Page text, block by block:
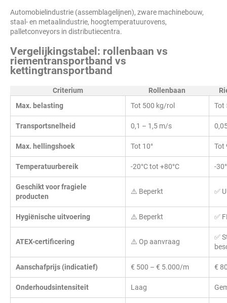
Automobielindustrie (assemblagelijnen), zware machinebouw,
staal- en metaalindustrie, hoogtemperatuurovens,
palletconveyors in distributiecentra.
Vergelijkingstabel: rollenbaan vs
riementransportband vs
kettingtransportband
Criterium Rollenbaan
Max. belasting
Tot 500 kg/rol Tot
Transportsnelheid 0,1 – 1,5 m/s
Max. hellingshoek Tot 10° Tot
Temperatuurbereik -20°C tot +80°C -
Geschikt voor fragiele
producten
⚠️ Beperkt ✅
Hygiënische uitvoering ⚠️ Beperkt ✅
ATEX-certificering ⚠️ Op aanvraag
✅
Aanschafprijs (indicatief) € 500 – € 5.000/m €
Onderhoudsintensiteit Laag